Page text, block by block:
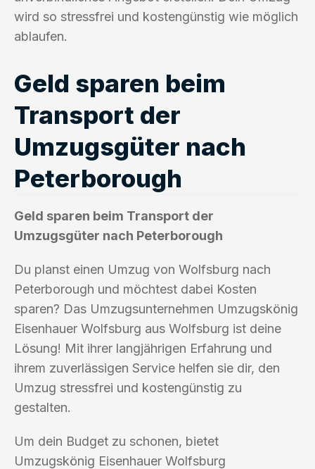
wird so stressfrei und kostengünstig wie möglich
ablaufen.
Geld sparen beim
Transport der
Umzugsgüter nach
Peterborough
Geld sparen beim Transport der
Umzugsgüter nach Peterborough
Du planst einen Umzug von Wolfsburg nach
Peterborough und möchtest dabei Kosten
sparen? Das Umzugsunternehmen Umzugskönig
Eisenhauer Wolfsburg aus Wolfsburg ist deine
Lösung! Mit ihrer langjährigen Erfahrung und
ihrem zuverlässigen Service helfen sie dir, den
Umzug stressfrei und kostengünstig zu
gestalten.
Um dein Budget zu schonen, bietet
Umzugskönig Eisenhauer Wolfsburg